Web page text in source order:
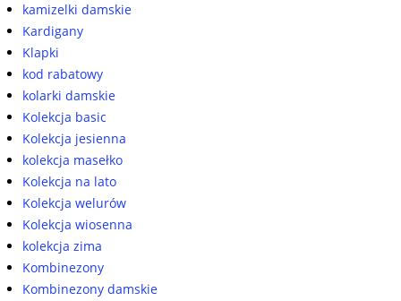
kamizelki damskie
Kardigany
Klapki
kod rabatowy
kolarki damskie
Kolekcja basic
Kolekcja jesienna
kolekcja masełko
Kolekcja na lato
Kolekcja welurów
Kolekcja wiosenna
kolekcja zima
Kombinezony
Kombinezony damskie